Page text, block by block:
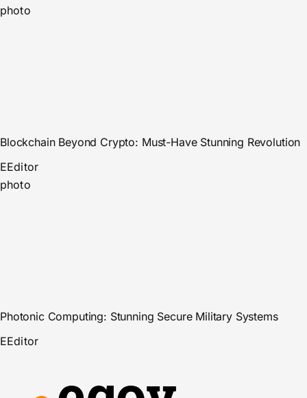
photo
Blockchain Beyond Crypto: Must-Have Stunning Revolution
EEditor
photo
Photonic Computing: Stunning Secure Military Systems
EEditor